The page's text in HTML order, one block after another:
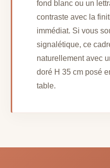
fond blanc ou un
contraste avec la
immédiat. Si vous
signalétique, ce
naturellement avec
doré H 35 cm posé
table.